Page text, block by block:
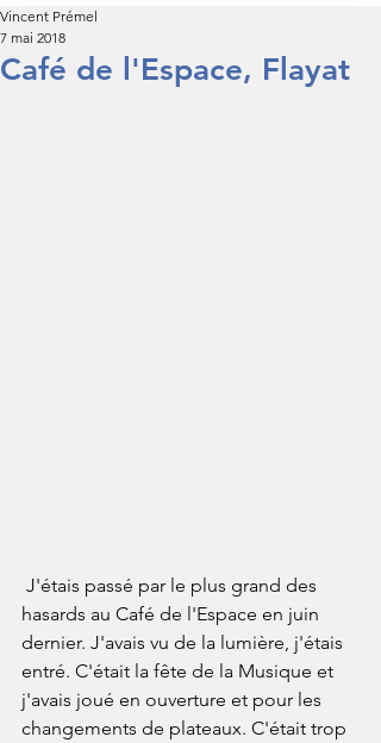
Café de l'Espace, Flayat
Vincent Prémel
7 mai 2018
hasards au Café de l'Espace en juin
dernier. J'avais vu de la lumière, j'étais
entré. C'était la fête de la Musique et
j'avais joué en ouverture et pour les
changements de plateaux. C'était trop